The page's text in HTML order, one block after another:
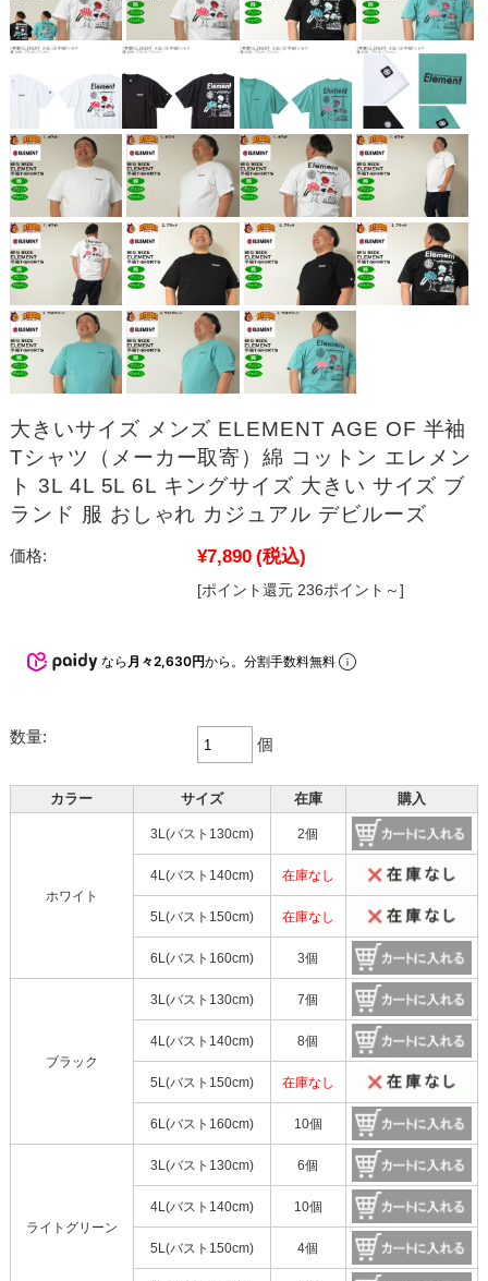
大きいサイズ メンズ ELEMENT AGE OF 半袖
Tシャツ（メーカー取寄）綿 コットン エレメン
ト 3L 4L 5L 6L キングサイズ 大きい サイズ ブ
ランド 服 おしゃれ カジュアル デビルーズ
価格: ¥7,890 (税込)
[ポイント還元 236ポイント～]
なら 月々2,630円から。分割手数料無料
数量: 個
カラー サイズ 在庫 購入
ホワイト
3L(バスト130cm) 2個
4L(バスト140cm) 在庫なし
5L(バスト150cm) 在庫なし
6L(バスト160cm) 3個
ブラック
3L(バスト130cm) 7個
4L(バスト140cm) 8個
5L(バスト150cm) 在庫なし
6L(バスト160cm) 10個
ライトグリーン
3L(バスト130cm) 6個
4L(バスト140cm) 10個
5L(バスト150cm) 4個